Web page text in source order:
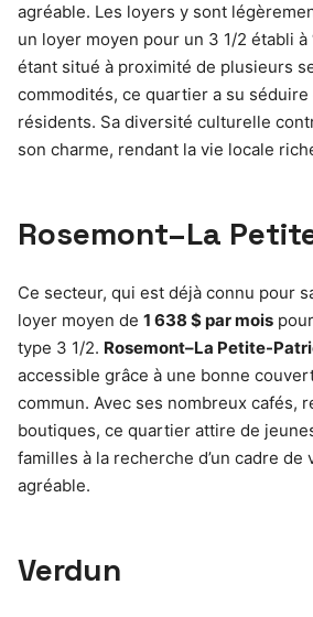
agréable. Les loyers y sont
un loyer moyen pour un 3 1/2 établi à
étant situé à proximité de plusieurs
commodités, ce quartier a su
résidents. Sa diversité culturelle
son charme, rendant la vie locale
Rosemont–La
Ce secteur, qui est déjà connu pour
loyer moyen de 1 638 $ par mois
type 3 1/2. Rosemont–La Petite-
accessible grâce à une bonne
commun. Avec ses nombreux cafés,
boutiques, ce quartier attire de
familles à la recherche d’un cadre de
agréable.
Verdun